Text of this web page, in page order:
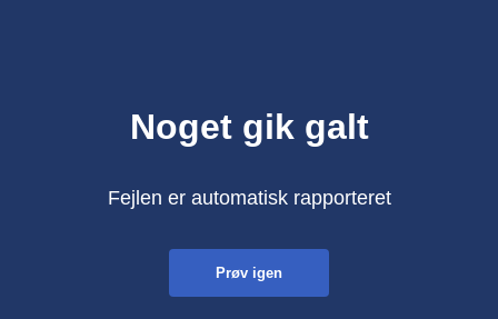
Noget gik galt
Fejlen er automatisk rapporteret
Prøv igen